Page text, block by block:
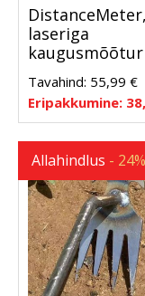
DistanceMeter,
laseriga
kaugusmõõtur
Tavahind: 55,99 €
Eripakkumine:
Allahindlus - 24%